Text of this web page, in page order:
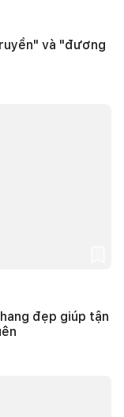
và "đương
đẹp giúp tận